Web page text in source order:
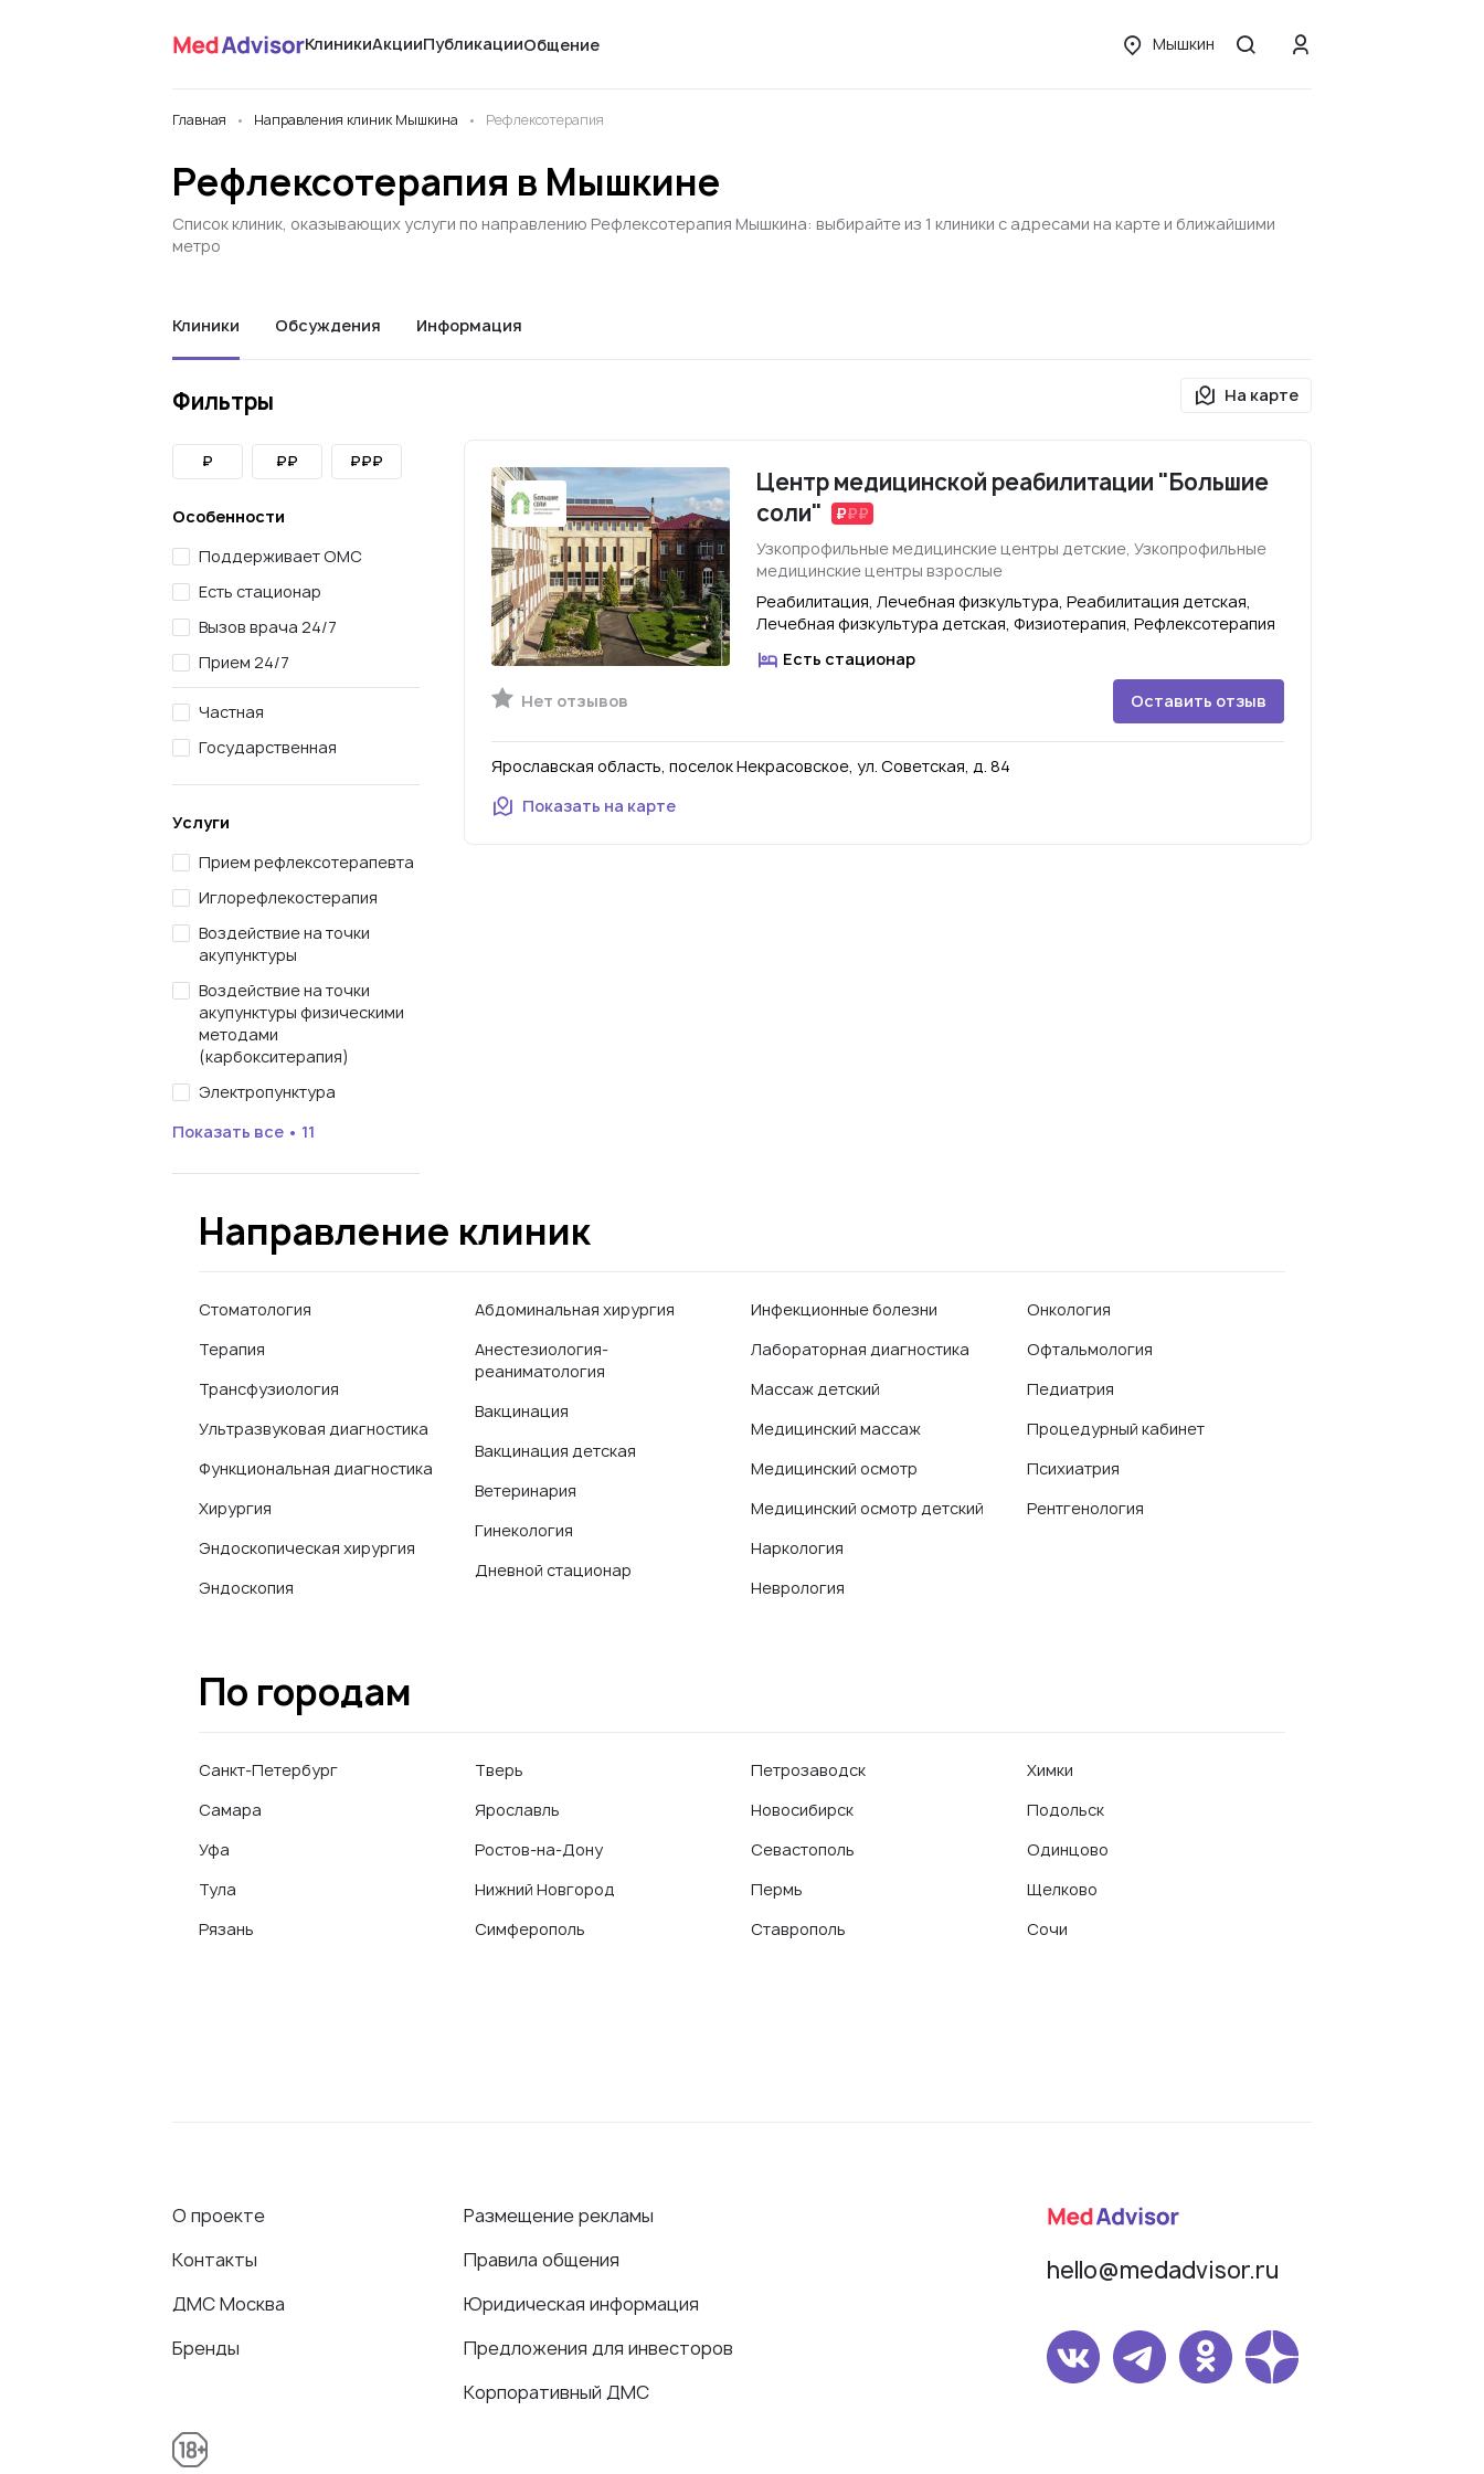
КлиникиАкцииПубликацииОбщение Мышкин
Главная Направления клиник Мышкина Рефлексотерапия
Рефлексотерапия в Мышкине
Список клиник, оказывающих услуги по направлению Рефлексотерапия Мышкина: выбирайте из 1 клиники с адресами на карте и ближайшими
метро
Клиники Обсуждения Информация
Фильтры
₽ ₽₽ ₽₽₽
Особенности
Поддерживает ОМС
Есть стационар
Вызов врача 24/7
Прием 24/7
Частная
Государственная
Услуги
Прием рефлексотерапевта
Иглорефлекостерапия
Воздействие на точки
акупунктуры
Воздействие на точки
акупунктуры физическими
методами
(карбокситерапия)
Электропунктура
Показать все • 11
На карте
Центр медицинской реабилитации "Большие
соли"
Узкопрофильные медицинские центры детские, Узкопрофильные
медицинские центры взрослые
Реабилитация, Лечебная физкультура, Реабилитация детская,
Лечебная физкультура детская, Физиотерапия, Рефлексотерапия
Есть стационар
Нет отзывов
Оставить отзыв
Ярославская область, поселок Некрасовское, ул. Советская, д. 84
Показать на карте
Направление клиник
Стоматология
Терапия
Трансфузиология
Ультразвуковая диагностика
Функциональная диагностика
Хирургия
Эндоскопическая хирургия
Эндоскопия
Абдоминальная хирургия
Анестезиология-
реаниматология
Вакцинация
Вакцинация детская
Ветеринария
Гинекология
Дневной стационар
Инфекционные болезни
Лабораторная диагностика
Массаж детский
Медицинский массаж
Медицинский осмотр
Медицинский осмотр детский
Наркология
Неврология
Онкология
Офтальмология
Педиатрия
Процедурный кабинет
Психиатрия
Рентгенология
По городам
Санкт-Петербург
Самара
Уфа
Тула
Рязань
Тверь
Ярославль
Ростов-на-Дону
Нижний Новгород
Симферополь
Петрозаводск
Новосибирск
Севастополь
Пермь
Ставрополь
Химки
Подольск
Одинцово
Щелково
Сочи
О проекте
Контакты
ДМС Москва
Бренды
Размещение рекламы
Правила общения
Юридическая информация
Предложения для инвесторов
Корпоративный ДМС
hello@medadvisor.ru